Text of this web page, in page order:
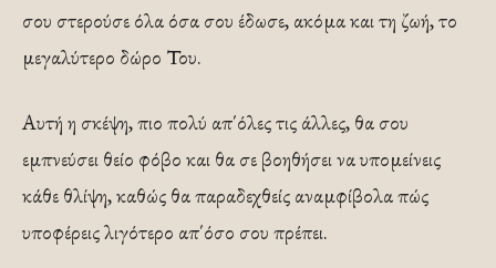
σου στερούσε όλα όσα σου έδωσε, ακόμα και τη ζωή, το
μεγαλύτερο δώρο Του.
Αυτή η σκέψη, πιο πολύ απ΄όλες τις άλλες, θα σου
εμπνεύσει θείο φόβο και θα σε βοηθήσει να υπομείνεις
κάθε θλίψη, καθώς θα παραδεχθείς αναμφίβολα πώς
υποφέρεις λιγότερο απ΄όσο σου πρέπει.